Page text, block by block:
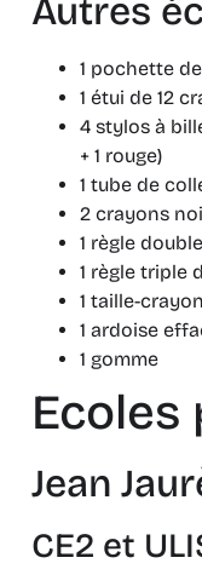
Autres
1 pochette
1 étui de 12
4 stylos à
+ 1 rouge)
1 tube de
2 crayons
1 règle
1 règle triple
1 taille-
1 ardoise
1 gomme
Ecoles
Jean
CE2 et